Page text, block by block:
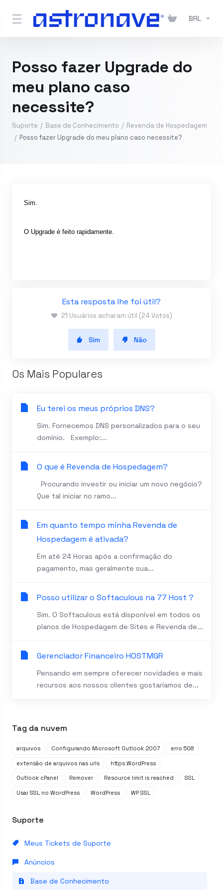
BRL
Posso fazer Upgrade do
meu plano caso
necessite?
Suporte Base de Conhecimento
Revenda de Hospedagem
Posso fazer Upgrade do meu plano caso necessite?
Tag da nuvem
arquivos Configurando Microsoft Outlook 2007 erro 508
extensão de arquivos nas urls https WordPress
Outlook cPanel Remover Resource limit is reached SSL
Usar SSL no WordPress WordPress WP SSL
Suporte
Meus Tickets de Suporte
Anúncios
Base de Conhecimento
Sim.
O Upgrade é feito rapidamente.
Esta resposta lhe foi útil?
21 Usuários acharam útil (24 Votos)
Sim Não
Os Mais Populares
Eu terei os meus próprios DNS?
Sim. Fornecemos DNS personalizados para o seu
domínio. Exemplo:...
O que é Revenda de Hospedagem?
Procurando investir ou iniciar um novo negócio?
Que tal iniciar no ramo...
Em quanto tempo minha Revenda de
Hospedagem é ativada?
Em até 24 Horas após a confirmação do
pagamento, mas geralmente sua...
Posso utilizar o Softaculous na 77 Host ?
Sim. O Softaculous está disponível em todos os
planos de Hospedagem de Sites e Revenda de...
Gerenciador Financeiro HOSTMGR
Pensando em sempre oferecer novidades e mais
recursos aos nossos clientes gostaríamos de...